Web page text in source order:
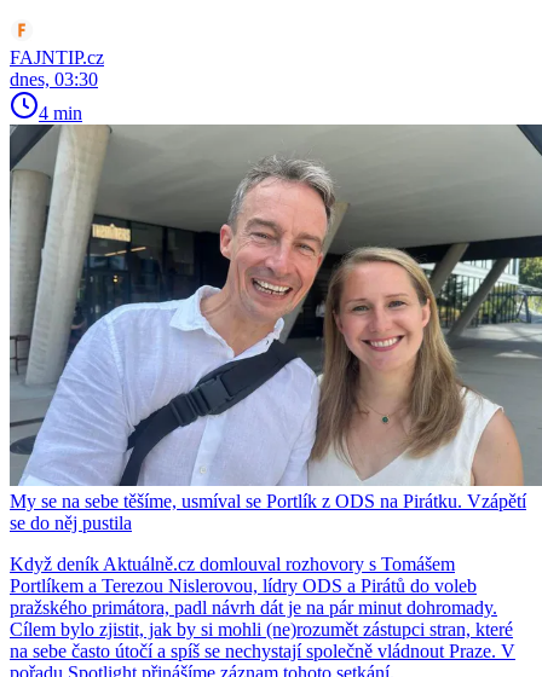
FAJNTIP.cz
dnes, 03:30
4 min
My se na sebe těšíme, usmíval se Portlík z ODS na Pirátku. Vzápětí
se do něj pustila
Když deník Aktuálně.cz domlouval rozhovory s Tomášem
Portlíkem a Terezou Nislerovou, lídry ODS a Pirátů do voleb
pražského primátora, padl návrh dát je na pár minut dohromady.
Cílem bylo zjistit, jak by si mohli (ne)rozumět zástupci stran, které
na sebe často útočí a spíš se nechystají společně vládnout Praze. V